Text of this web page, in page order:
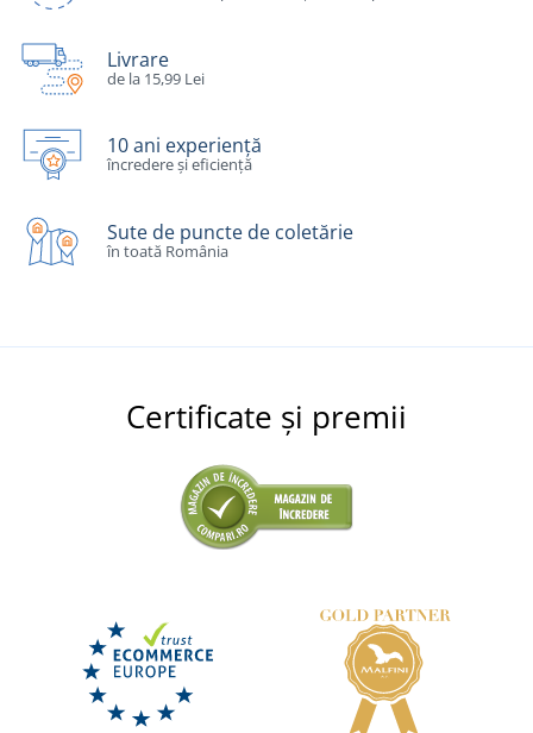
Livrare
de la 15,99 Lei
10 ani experiență
încredere și eficiență
Sute de puncte de coletărie
în toată România
Certificate și premii